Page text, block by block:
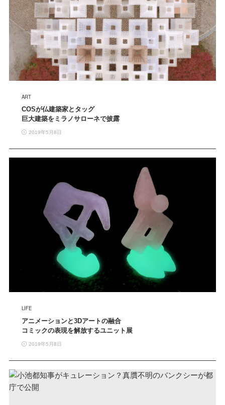
ART
COSが仏建築家とタッグ
巨大建築をミラノサローネで披露
2019年5月8日
LIFE
アニメーションと3Dアートの融合
コミックの表現を解放するユニット展
2019年5月8日